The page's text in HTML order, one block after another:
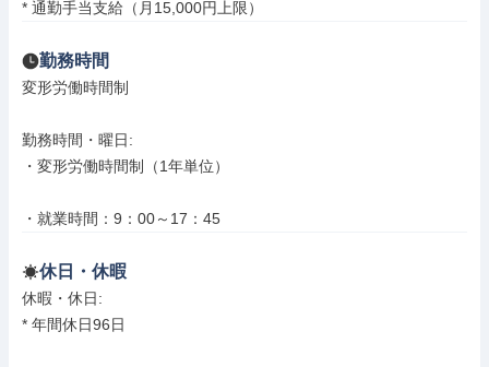
* 通勤手当支給（月15,000円上限）
勤務時間
変形労働時間制
勤務時間・曜日:
・変形労働時間制（1年単位）
・就業時間：9：00～17：45
休日・休暇
休暇・休日:
* 年間休日96日